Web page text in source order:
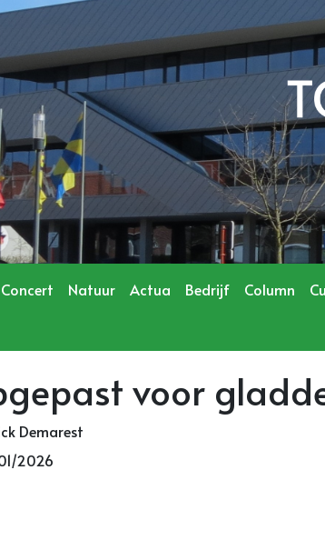
Concert Natuur Actua Bedrijf Column
voor
Demarest
2026